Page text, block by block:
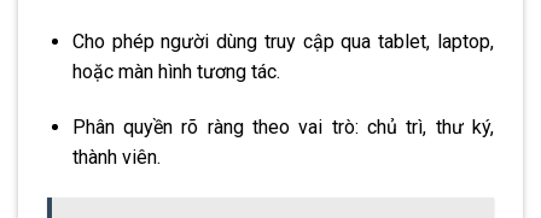
Cho phép người dùng truy cập qua tablet, laptop,
hoặc màn hình tương tác.
Phân quyền rõ ràng theo vai trò: chủ trì, thư ký,
thành viên.